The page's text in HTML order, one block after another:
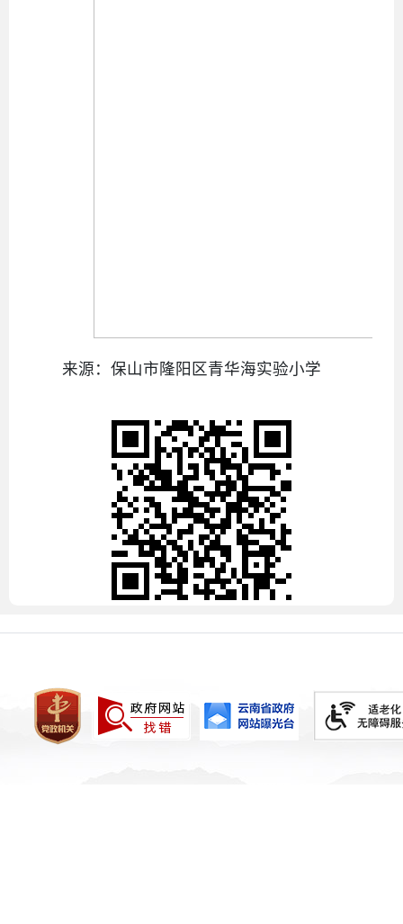
来源：保山市隆阳区青华海实验小学